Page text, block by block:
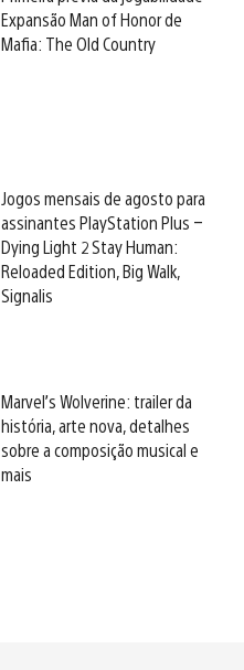
Expansão Man of Honor de
Mafia: The Old Country
Jogos mensais de agosto para
assinantes PlayStation Plus –
Dying Light 2 Stay Human:
Reloaded Edition, Big Walk,
Signalis
Marvel’s Wolverine: trailer da
história, arte nova, detalhes
sobre a composição musical e
mais